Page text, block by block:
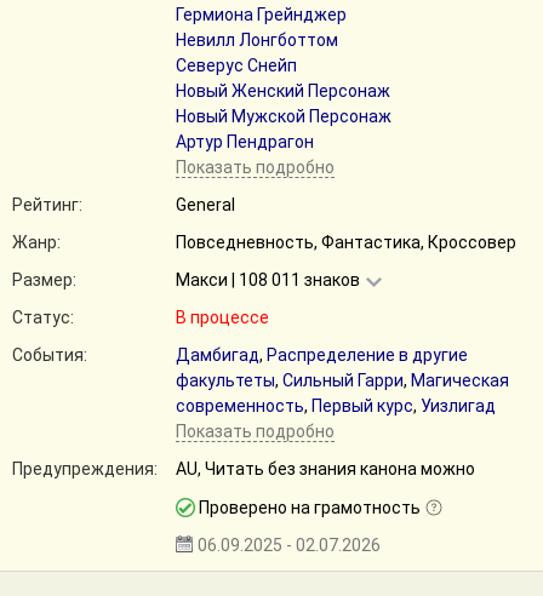
Гермиона Грейнджер
Невилл Лонгботтом
Северус Снейп
Новый Женский Персонаж
Новый Мужской Персонаж
Артур Пендрагон
Показать подробно
Рейтинг:
General
Жанр:
Повседневность, Фантастика, Кроссовер
Размер:
Макси | 108 011 знаков
Статус:
В процессе
События:
Дамбигад, Распределение в другие
факультеты, Сильный Гарри, Магическая
современность, Первый курс, Уизлигад
Показать подробно
Предупреждения:
AU, Читать без знания канона можно
Проверено на грамотность
06.09.2025 - 02.07.2026